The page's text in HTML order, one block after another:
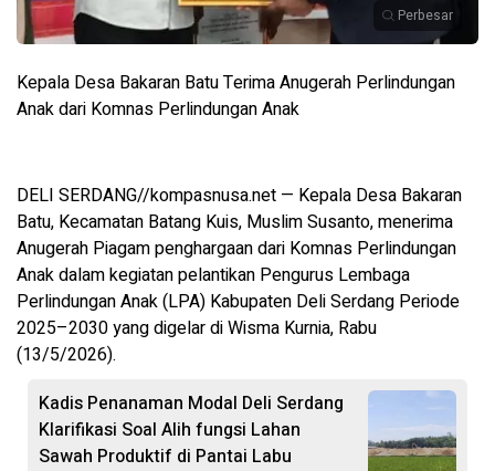
Perbesar
Kepala Desa Bakaran Batu Terima Anugerah Perlindungan
Anak dari Komnas Perlindungan Anak
DELI SERDANG//kompasnusa.net — Kepala Desa Bakaran
Batu, Kecamatan Batang Kuis, Muslim Susanto, menerima
Anugerah Piagam penghargaan dari Komnas Perlindungan
Anak dalam kegiatan pelantikan Pengurus Lembaga
Perlindungan Anak (LPA) Kabupaten Deli Serdang Periode
2025–2030 yang digelar di Wisma Kurnia, Rabu
(13/5/2026).
Kadis Penanaman Modal Deli Serdang
Klarifikasi Soal Alih fungsi Lahan
Sawah Produktif di Pantai Labu